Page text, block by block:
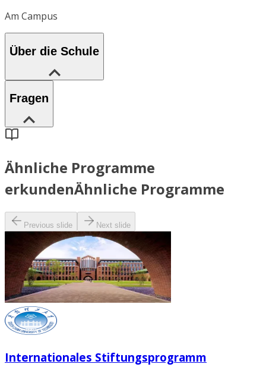
Am Campus
Über die Schule
Fragen
Ähnliche Programme
erkundenÄhnliche Programme
Previous slide Next slide
Internationales Stiftungsprogramm